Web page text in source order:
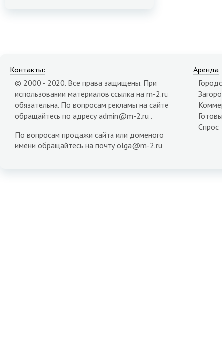
Контакты:
© 2000 - 2020. Все права защищены. При
использовании материалов ссылка на m-2.ru
обязательна. По вопросам рекламы на сайте
обращайтесь по адресу admin@m-2.ru .
По вопросам продажи сайта или доменого
имени обращайтесь на почту olga@m-2.ru
Аренда
Спрос